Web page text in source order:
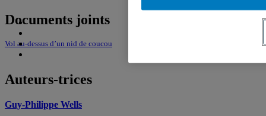
Documents joints
Vol au-dessus d’un nid de coucou
Auteurs-trices
Guy-Philippe Wells